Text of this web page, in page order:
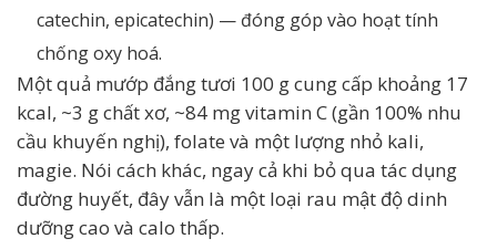
catechin, epicatechin) — đóng góp vào hoạt tính
chống oxy hoá.
Một quả mướp đắng tươi 100 g cung cấp khoảng 17
kcal, ~3 g chất xơ, ~84 mg vitamin C (gần 100% nhu
cầu khuyến nghị), folate và một lượng nhỏ kali,
magie. Nói cách khác, ngay cả khi bỏ qua tác dụng
đường huyết, đây vẫn là một loại rau mật độ dinh
dưỡng cao và calo thấp.